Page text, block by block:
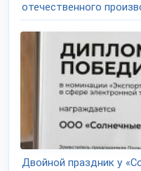
отечественного
Двойной праздник у